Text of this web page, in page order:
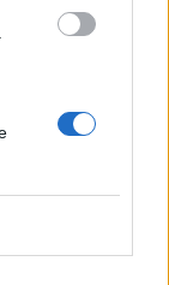
drejt
brenda 12
s përplas